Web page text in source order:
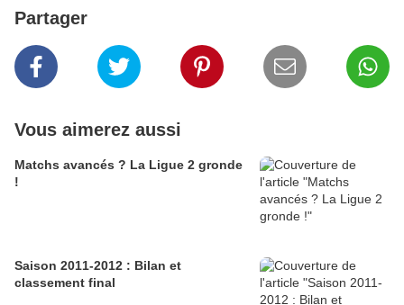
Partager
Vous aimerez aussi
Matchs avancés ? La Ligue 2 gronde
!
Saison 2011-2012 : Bilan et
classement final